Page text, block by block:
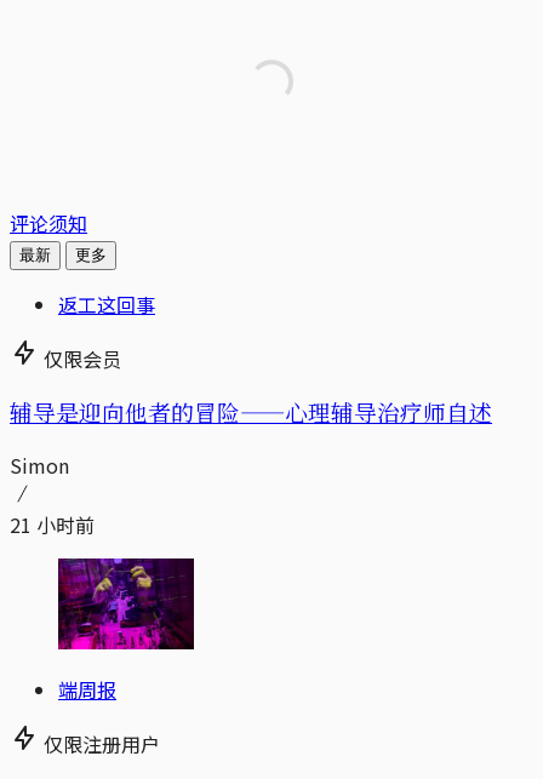
评论须知
最新 更多
返工这回事
仅限会员
辅导是迎向他者的冒险——心理辅导治疗师自述
Simon
21 小时前
端周报
仅限注册用户